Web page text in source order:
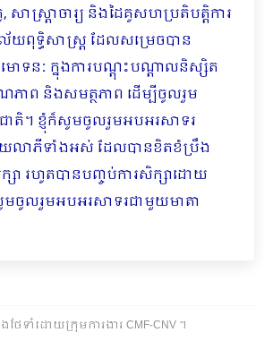
សាស្រ្តាចារ្យ និងដៃគូសហប្រតិបត្តិការ
យពុទ្ធិសាស្ត្រ​ ដែលសម្រេចបាន
ោទនៈ ក្នុងការបណ្តុះបណ្តាលនិស្សិត
ាព និងសមត្ថភាព ដើម្បីចូលរួម
ាតិ។ ខ្ញុំ​ក៏សូម​ចូលរួមអបអរសាទរ
លាភីទាំងអស់ ដែលបានខិតខំប្រឹង
ក្សា រហូតបានបញ្ចប់ការសិក្សាដោយ
លរួមអបអរសាទរជាមួយមាតា
ថែទាំដោយក្រុមការងារ CMF-CNV ​។